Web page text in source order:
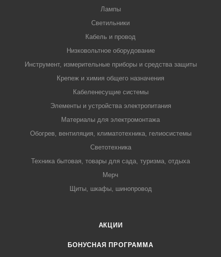
Лампы
Светильники
Кабель и провод
Низковольтное оборудование
Инструмент, измерительные приборы и средства защиты
Крепеж и химия общего назначения
Кабеленесущие системы
Элементы и устройства электропитания
Материалы для электромонтажа
Обогрев, вентиляция, климатотехника, гелиосистемы
Светотехника
Техника бытовая, товары для сада, туризма, отдыха
Мерч
Щиты, шкафы, шинопровод
АКЦИИ
БОНУСНАЯ ПРОГРАММА